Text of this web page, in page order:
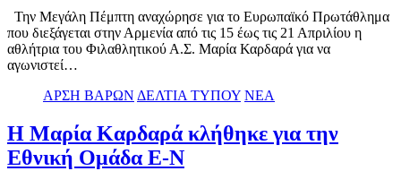
Μοιραστείτε
Την Μεγάλη Πέμπτη αναχώρησε για το Ευρωπαϊκό Πρωτάθλημα
που διεξάγεται στην Αρμενία από τις 15 έως τις 21 Απριλίου η
αθλήτρια του Φιλαθλητικού Α.Σ. Μαρία Καρδαρά για να
αγωνιστεί…
ΑΡΣΗ ΒΑΡΩΝ ΔΕΛΤΙΑ ΤΥΠΟΥ ΝΕΑ
Η Μαρία Καρδαρά κλήθηκε για την
Εθνική Ομάδα Ε-Ν